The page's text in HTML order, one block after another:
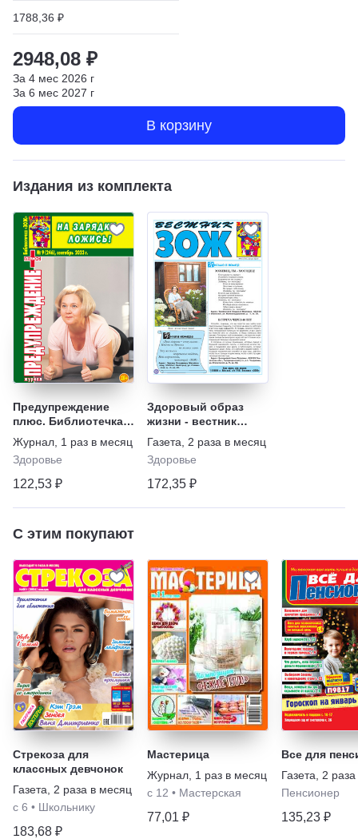
1788,36 ₽
2948,08 ₽
За 4 мес 2026 г
За 6 мес 2027 г
В корзину
Издания из комплекта
Предупреждение
плюс. Библиотечка
"ЗОЖ"
Журнал 1 раз в месяц
Здоровье
122,53 ₽
Здоровый образ
жизни - вестник
"ЗОЖ"
Газета
2 раза в месяц
Здоровье
172,35 ₽
С этим покупают
Стрекоза для
классных девчонок
Газета
2 раза в месяц
с 6 • Школьнику
183,68 ₽
Мастерица
Журнал 1 раз в месяц
с 12 • Мастерская
77,01 ₽
Все для
Газета
2
Пенсионер
135,23 ₽